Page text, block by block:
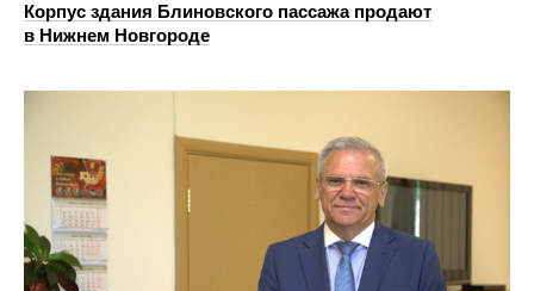
Корпус здания Блиновского пассажа продают
в Нижнем Новгороде